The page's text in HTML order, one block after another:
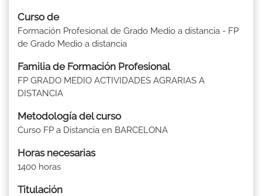
Curso de
Formación Profesional de Grado Medio a distancia - FP
de Grado Medio a distancia
Familia de Formación Profesional
FP GRADO MEDIO ACTIVIDADES AGRARIAS A
DISTANCIA
Metodología del curso
Curso FP a Distancia en BARCELONA
Horas necesarias
1400 horas
Titulación